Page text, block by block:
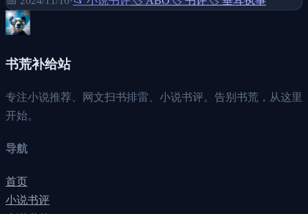
书荒补给站
专注小说推荐、网文扫书排雷、小说书评。告别书荒，从这里
开始。
导航
首页
小说书评